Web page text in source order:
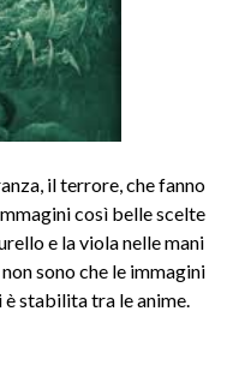
il terrore, che fanno
così belle scelte
e la viola nelle mani
sono che le immagini
stabilita tra le anime.